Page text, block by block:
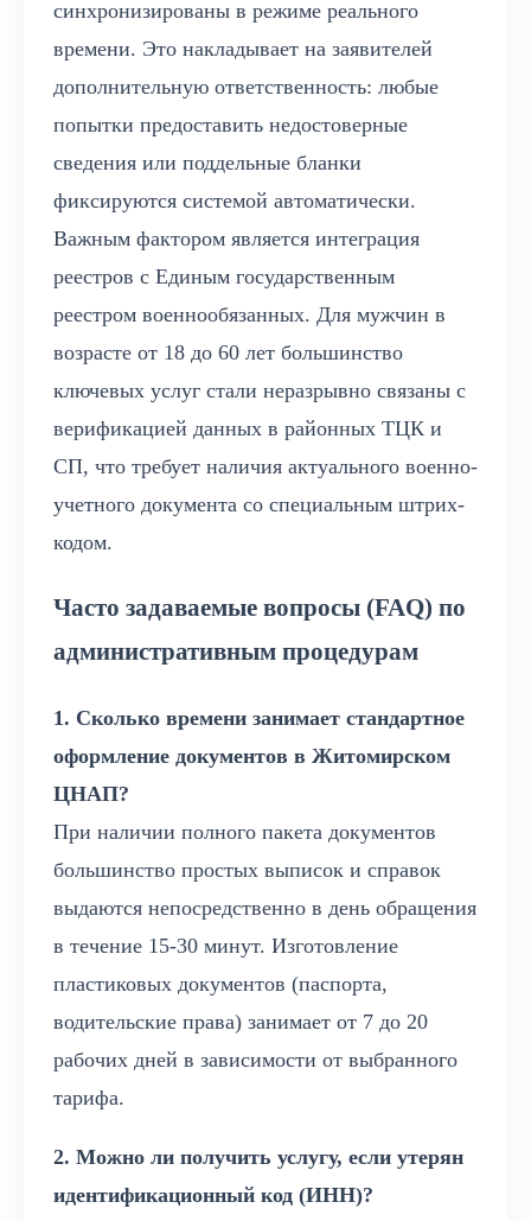
синхронизированы в режиме реального
времени. Это накладывает на заявителей
дополнительную ответственность: любые
попытки предоставить недостоверные
сведения или поддельные бланки
фиксируются системой автоматически.
Важным фактором является интеграция
реестров с Единым государственным
реестром военнообязанных. Для мужчин в
возрасте от 18 до 60 лет большинство
ключевых услуг стали неразрывно связаны с
верификацией данных в районных ТЦК и
СП, что требует наличия актуального военно-
учетного документа со специальным штрих-
кодом.
Часто задаваемые вопросы (FAQ) по
административным процедурам
1. Сколько времени занимает стандартное
оформление документов в Житомирском
ЦНАП?
При наличии полного пакета документов
большинство простых выписок и справок
выдаются непосредственно в день обращения
в течение 15-30 минут. Изготовление
пластиковых документов (паспорта,
водительские права) занимает от 7 до 20
рабочих дней в зависимости от выбранного
тарифа.
2. Можно ли получить услугу, если утерян
идентификационный код (ИНН)?